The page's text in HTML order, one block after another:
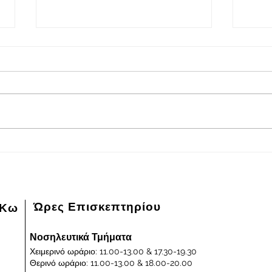
Πρόγραμμα εφημερευόντων
08/08/2026 και ημέρα Σάββατο
07/
Κω Ώρες Επισκεπτηρίου
Νοσηλευτικά Τμήματα
Χειμερινό ωράριο: 11.00-13.00 & 17.30-19.30
Θερινό ωράριο: 11.00-13.00 & 18.00-20.00